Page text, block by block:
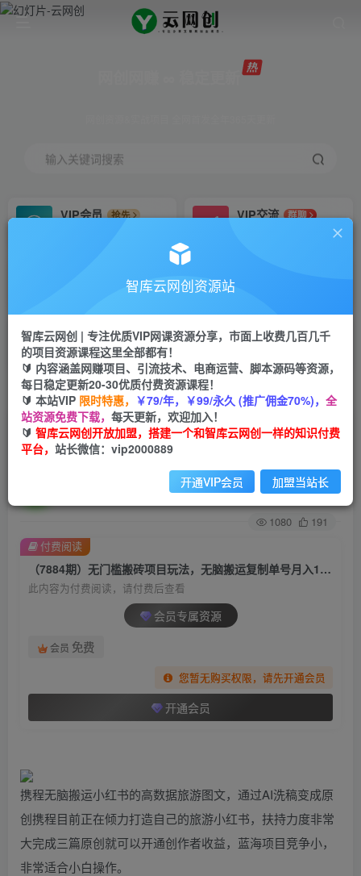
输入关键词搜索
VIP会员
抢先
VIP交流
群聊
研究探讨更多创业项目路子。
会员专属推广链接
网赚网创 项目
365天稳定跟新
APP下载
GO
首页 创业课程 会员专属 正文
（7884期）无门槛搬砖项目玩法，无脑搬运复制
单号月入1500+，矩阵操作收益更高
关注 私信
1080 191
（7884期）无门槛搬砖项目玩法，无脑搬运复制单号月入1500+，矩阵操作收益更高
此内容为付费阅读，请付费后查看
会员专属资源
会员 免费
您暂无购买权限，请先开通会员
开通会员
付费阅读
携程无脑搬运小红书的高数据旅游图文，通过AI洗稿变成原
创携程目前正在倾力打造自己的旅游小红书，扶持力度非常
大完成三篇原创就可以开通创作者收益，蓝海项目竞争小，
非常适合小白操作。
智库云网创资源站
智库云网创 | 专注优质VIP网课资源分享，市面上收费几百几千
的项目资源课程这里全部都有！
🔰 内容涵盖网赚项目、引流技术、电商运营、脚本源码等资源，
每日稳定更新20-30优质付费资源课程！
🔰 本站VIP 限时特惠， ￥79/年，￥99/永久 (推广佣金70%)， 全
站资源免费下载， 每天更新，欢迎加入！
🔰 智库云网创开放加盟，搭建一个和智库云网创一样的知识付费
平台， 站长微信：vip2000889
开通VIP会员 加盟当站长